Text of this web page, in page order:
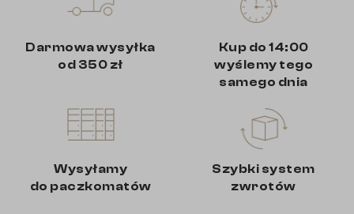
Darmowa wysyłka
od 350 zł
Kup do 14:00
wyślemy tego
samego dnia
Wysyłamy
do paczkomatów
Szybki system
zwrotów